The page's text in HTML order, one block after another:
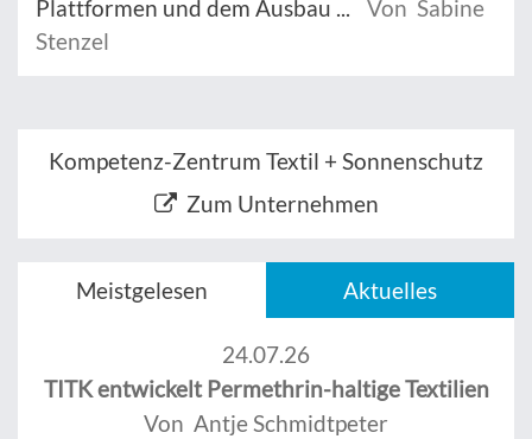
Plattformen und dem Ausbau ...
Von Sabine
Stenzel
Kompetenz-Zentrum Textil + Sonnenschutz
Zum Unternehmen
Meistgelesen Aktuelles
24.07.26
TITK entwickelt Permethrin-haltige Textilien
Von Antje Schmidtpeter